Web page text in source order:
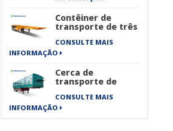
Contêiner de
transporte de três
eixos semi-
reboque de
esqueleto
CONSULTE MAIS
INFORMAÇÃO
Cerca de
transporte de
transporte de
mercadorias
CONSULTE MAIS
INFORMAÇÃO